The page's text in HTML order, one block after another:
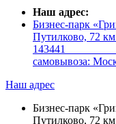
Наш адрес:
Бизнес-парк
Путилково, 72
143441
самовывоза:
Наш адрес
Бизнес-парк
Путилково, 72